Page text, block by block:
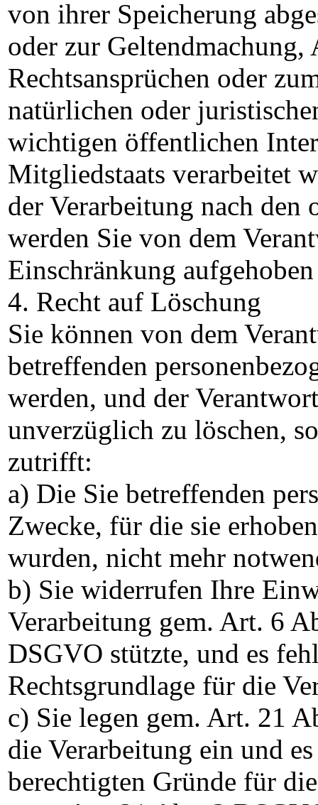
von ihrer Speicherung
oder zur
Rechtsansprüchen oder
natürlichen oder
wichtigen öffentlichen
Mitgliedstaats verarbeitet
der Verarbeitung nach den
werden Sie von dem
Einschränkung
4. Recht auf Löschung
Sie können von dem
betreffenden
werden, und der
unverzüglich zu löschen,
zutrifft:
a) Die Sie betreffenden
Zwecke, für die sie
wurden, nicht mehr
b) Sie widerrufen Ihre
Verarbeitung gem. Art. 6
DSGVO stützte, und es
Rechtsgrundlage für die
c) Sie legen gem. Art. 21
die Verarbeitung ein und
berechtigten Gründe für